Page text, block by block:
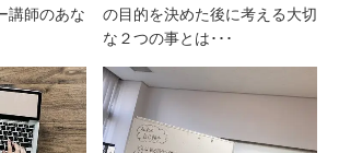
講師のあな
の目的を決めた後に考える大切
な２つの事とは･･･